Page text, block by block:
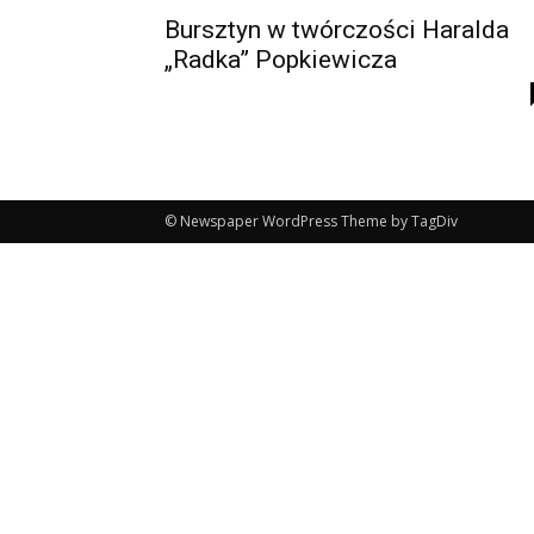
Bursztyn w twórczości Haralda
„Radka” Popkiewicza
© Newspaper WordPress Theme by TagDiv